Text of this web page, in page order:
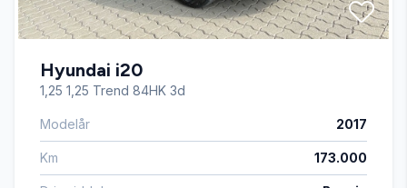
Dual zone klimaanlæg
Dæktryksystem
El-ruder
El-spejle med varme
Hyundai i20
1,25 1,25 Trend 84HK 3d
Modelår 2017
Km 173.000